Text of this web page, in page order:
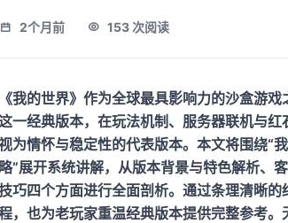
2个月前 153 次阅读
《我的世界》作为全球最具影响力的沙盒游
一经典版本，在玩法机制、服务器联机与
为情怀与稳定性的代表版本。本文将围绕“
略”展开系统讲解，从版本背景与特色解析、
巧四个方面进行全面剖析。通过条理清晰
，也为老玩家重温经典版本提供完整参考